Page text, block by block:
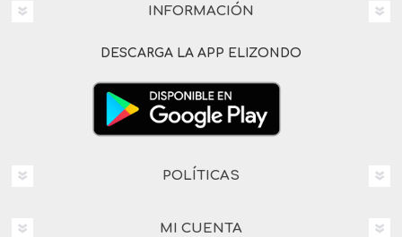
INFORMACIÓN
DESCARGA LA APP ELIZONDO
POLÍTICAS
MI CUENTA